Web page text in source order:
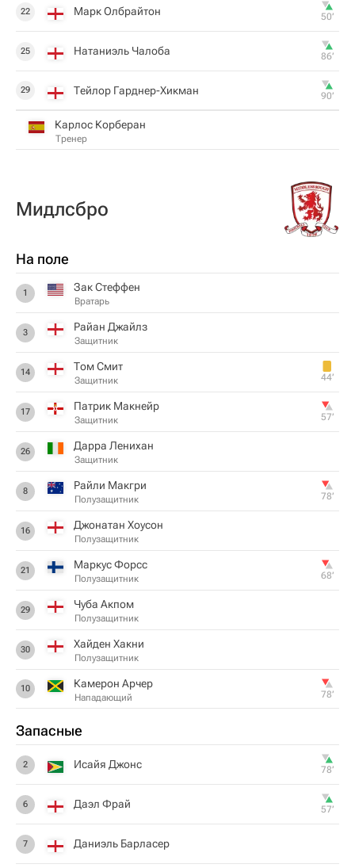
22 Марк Олбрайтон 50‎’‎
25 Натаниэль Чалоба 86‎’‎
29 Тейлор Гарднер-Хикман 90‎’‎
Карлос Корберан
Тренер
Мидлсбро
На поле
1 Зак Стеффен
Вратарь
3 Райан Джайлз
Защитник
14 Том Смит
Защитник 44‎’‎
17 Патрик Макнейр
Защитник 57‎’‎
26 Дарра Ленихан
Защитник
8 Райли Макгри
Полузащитник 78‎’‎
16 Джонатан Хоусон
Полузащитник
21 Маркус Форсс
Полузащитник 68‎’‎
29 Чуба Акпом
Полузащитник
30 Хайден Хакни
Полузащитник
10 Камерон Арчер
Нападающий 78‎’‎
Запасные
2 Исайя Джонс 78‎’‎
6 Даэл Фрай 57‎’‎
7 Даниэль Барласер